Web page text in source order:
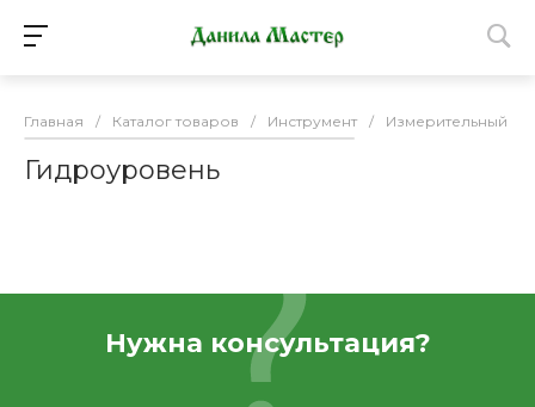
Главная / Каталог товаров / Инструмент / Измерительный
Гидроуровень
Нужна консультация?